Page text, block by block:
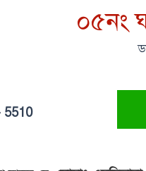
০৫নং
5510